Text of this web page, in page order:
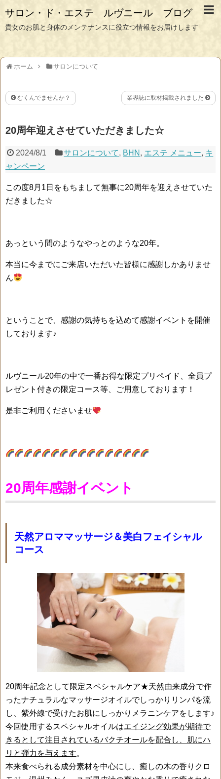
サロン・ド・エステ ルヴニール ブログ
貴女のお肌と身体のメンテナンスに役立つ情報をお届けします
ホーム サロンについて
むくんでませんか？ 業界誌に取材掲載されました
20周年迎えさせていただきました☆
2024/8/1 サロンについて, BHN , エステ メニュー, キ
ャンペーン
この度8月1日をもちまして無事に20周年を迎えさせていた
だきました☆
あっという間のようなやっとのような20年。
本当に今までにご来店いただいた皆様に感謝しかありませ
ん
ということで、感謝の気持ちを込めて感謝イベントを開催
しております♪
ルヴニール20年の中で一番お得な限定プリペイド、全員プ
レゼント付きの限定コース等、ご用意しております！
是非ご利用くださいませ
20周年感謝イベント
天然アロママッサージ＆美白フェイシャル
コース
20周年記念として限定スペシャルケア★天然由来成分で作
ったナチュラルなマッサージオイルでしっかりリンパを流
し、紫外線で受けたお肌にしっかりメラニンケアをします♪
今回使用するスペシャルオイルはエイジング効果が期待で
きるとして注目されているバクチオールを配合し、肌にハ
リと弾力を与えます。
本来食べられる成分素材を中心にし、癒しの木の香りクロ